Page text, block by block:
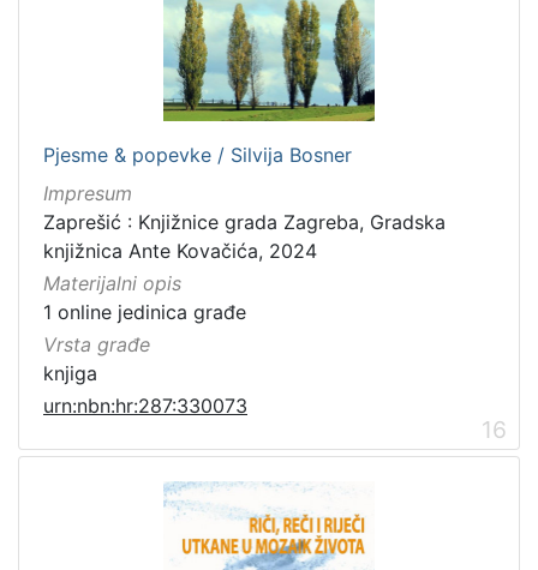
Pjesme & popevke / Silvija Bosner
Impresum
Zaprešić : Knjižnice grada Zagreba, Gradska
knjižnica Ante Kovačića, 2024
Materijalni opis
1 online jedinica građe
Vrsta građe
knjiga
urn:nbn:hr:287:330073
16